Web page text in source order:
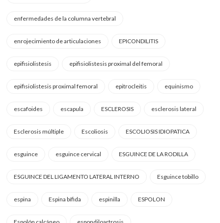
enfermedades de la columna vertebral
enrojecimiento de articulaciones EPICONDILITIS
epifisiolistesis epifisiolistesis proximal del femoral
epifisiolistesis proximal femoral epitrocleitis equinismo
escafoides escapula ESCLEROSIS esclerosis lateral
Esclerosis múltiple Escoliosis ESCOLIOSIS IDIOPATICA
esguince esguince cervical ESGUINCE DE LA RODILLA
ESGUINCE DEL LIGAMENTO LATERAL INTERNO Esguince tobillo
espina Espina bífida espinilla ESPOLON